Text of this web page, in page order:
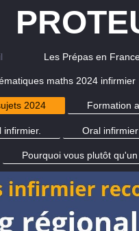
Les Prépas en
maths 2024 infirmier
2024 Formation
Oral
Pourquoi vous plutôt